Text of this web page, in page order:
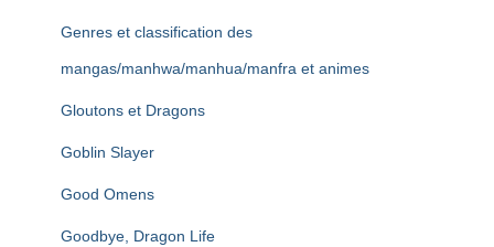
Genres et classification des
mangas/manhwa/manhua/manfra et animes
Gloutons et Dragons
Goblin Slayer
Good Omens
Goodbye, Dragon Life